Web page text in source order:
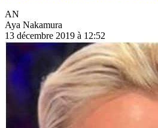
AN
Aya Nakamura
13 décembre 2019 à 12:52